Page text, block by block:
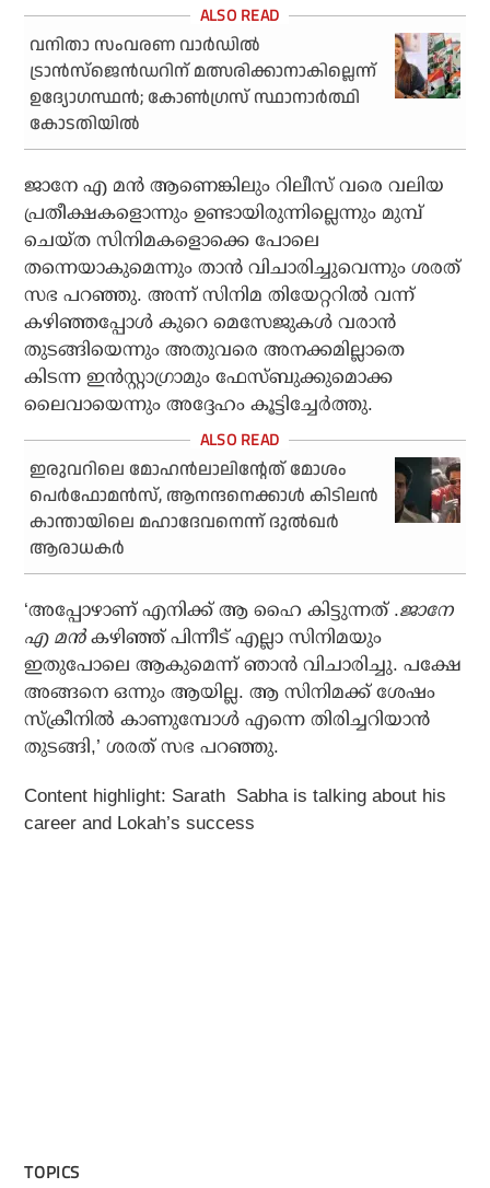
വനിതാ സംവരണ വാര്‍ഡില്‍
ട്രാന്‍സ്‌ജെന്‍ഡറിന് മത്സരിക്കാനാകില്ലെന്ന്
ഉദ്യോഗസ്ഥന്‍; കോണ്‍ഗ്രസ് സ്ഥാനാര്‍ത്ഥി
കോടതിയില്‍
ജാനേ എ മന്‍ ആണെങ്കിലും റിലീസ് വരെ വലിയ
പ്രതീക്ഷകളൊന്നും ഉണ്ടായിരുന്നില്ലെന്നും മുമ്പ്
ചെയ്ത സിനിമകളൊക്കെ പോലെ
തന്നെയാകുമെന്നും താന്‍ വിചാരിച്ചുവെന്നും ശരത്
സഭ പറഞ്ഞു. അന്ന് സിനിമ തിയേറ്ററില്‍ വന്ന്
കഴിഞ്ഞപ്പോള്‍ കുറെ മെസേജുകള്‍ വരാന്‍
തുടങ്ങിയെന്നും അതുവരെ അനക്കമില്ലാതെ
കിടന്ന ഇന്‍സ്റ്റാഗ്രാമും ഫേസ്ബുക്കുമൊക്ക
ലൈവായെന്നും അദ്ദേഹം കൂട്ടിച്ചേര്‍ത്തു.
ഇരുവറിലെ മോഹന്‍ലാലിന്റേത് മോശം
പെര്‍ഫോമന്‍സ്, ആനന്ദനെക്കാള്‍ കിടിലന്‍
കാന്തായിലെ മഹാദേവനെന്ന് ദുല്‍ഖര്‍
ആരാധകര്‍
‘അപ്പോഴാണ് എനിക്ക് ആ ഹൈ കിട്ടുന്നത് .ജാനേ
എ മന്‍കഴിഞ്ഞ് പിന്നീട് എല്ലാ സിനിമയും
ഇതുപോലെ ആകുമെന്ന് ഞാന്‍ വിചാരിച്ചു. പക്ഷേ
അങ്ങനെ ഒന്നും ആയില്ല. ആ സിനിമക്ക് ശേഷം
സ്‌ക്രീനില്‍ കാണുമ്പോള്‍ എന്നെ തിരിച്ചറിയാന്‍
തുടങ്ങി,’ ശരത് സഭ പറഞ്ഞു.
Content highlight: Sarath Sabha is talking about his
career and Lokah’s success
TOPICS